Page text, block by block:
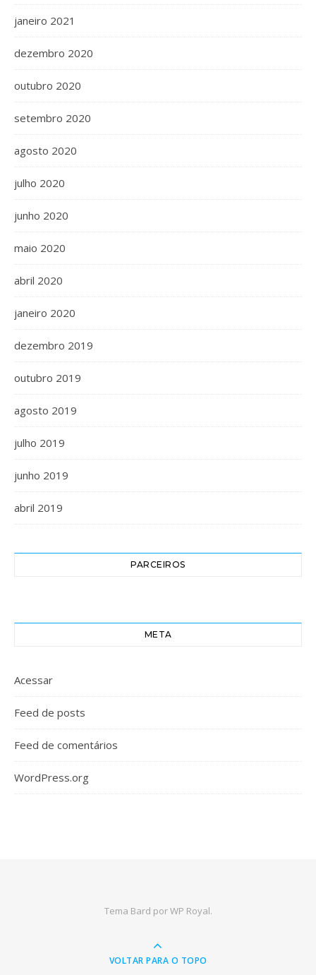
janeiro 2021
dezembro 2020
outubro 2020
setembro 2020
agosto 2020
julho 2020
junho 2020
maio 2020
abril 2020
janeiro 2020
dezembro 2019
outubro 2019
agosto 2019
julho 2019
junho 2019
abril 2019
PARCEIROS
META
Acessar
Feed de posts
Feed de comentários
WordPress.org
Tema Bard porWP Royal.
VOLTAR PARA O TOPO